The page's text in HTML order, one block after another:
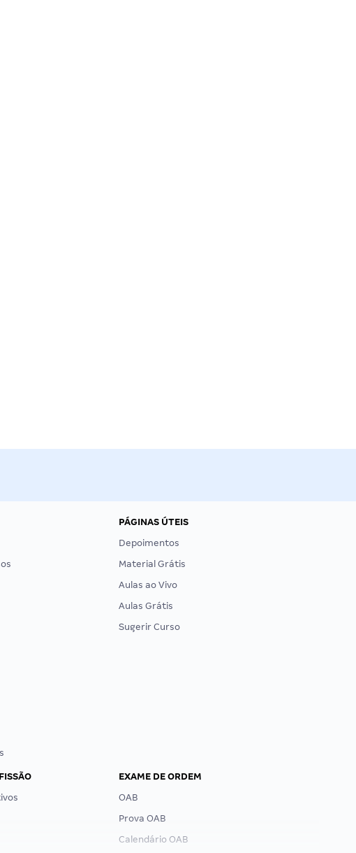
PÁGINAS ÚTEIS
Depoimentos
Material Grátis
Aulas ao Vivo
Aulas Grátis
Sugerir Curso
EXAME DE ORDEM
OAB
Prova OAB
Calendário OAB